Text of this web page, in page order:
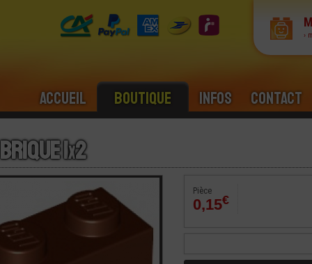
›
Accueil Boutique Infos Contact
1x2
Pièce
0,15€